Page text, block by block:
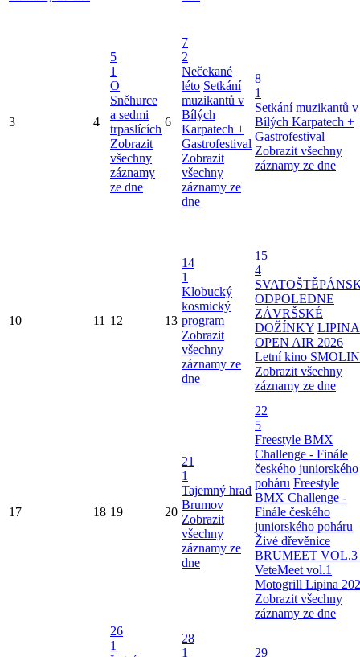
3 4
5
1
O
Sněhurce
a sedmi
trpaslících
Zobrazit
všechny
záznamy
ze dne
6
7
2
Nečekané
léto Setkání
muzikantů v
Bílých
Karpatech +
Gastrofestival
Zobrazit
všechny
záznamy ze
dne
8
1
Setkání muzikantů v
Bílých Karpatech +
Gastrofestival
Zobrazit všechny
záznamy ze dne
10 11 12 13
14
1
Klobucký
kosmický
program
Zobrazit
všechny
záznamy ze
dne
15
4
ODPOLEDNE
ZÁVRŠSKÉ
DOŽÍNKY LIPINA
OPEN AIR 2026
Letní kino
Zobrazit všechny
záznamy ze dne
17 18 19 20
21
1
Tajemný hrad
Brumov
Zobrazit
všechny
záznamy ze
dne
22
5
Freestyle BMX
Challenge - Finále
českého juniorského
poháru Freestyle
BMX Challenge -
Finále českého
juniorského poháru
Živé dřevěnice
BRUMEET VOL.3
VeteMeet vol.1
Motogrill Lipina
Zobrazit všechny
záznamy ze dne
26
1
28
1
29